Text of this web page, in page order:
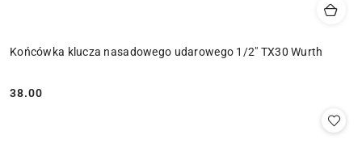
Końcówka klucza nasadowego udarowego 1/2" TX30 Wurth
Cena:
38.00